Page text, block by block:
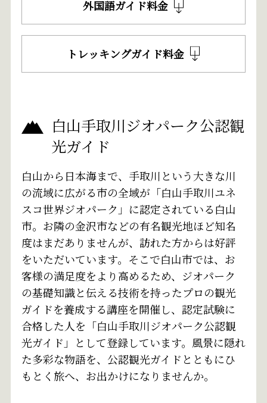
外国語ガイド料金
トレッキングガイド料金
白山手取川ジオパーク公認観
光ガイド
白山から日本海まで、手取川という大きな川
の流域に広がる市の全域が「白山手取川ユネ
スコ世界ジオパーク」に認定されている白山
市。お隣の金沢市などの有名観光地ほど知名
度はまだありませんが、訪れた方からは好評
をいただいています。そこで白山市では、お
客様の満足度をより高めるため、ジオパーク
の基礎知識と伝える技術を持ったプロの観光
ガイドを養成する講座を開催し、認定試験に
合格した人を「白山手取川ジオパーク公認観
光ガイド」として登録しています。風景に隠れ
た多彩な物語を、公認観光ガイドとともにひ
もとく旅へ、お出かけになりませんか。